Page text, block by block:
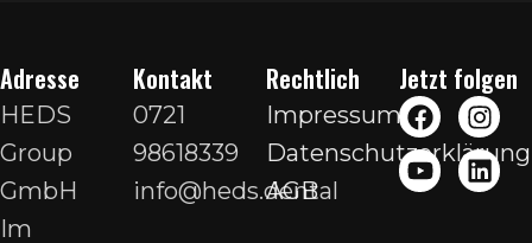
Adresse
HEDS
Group
GmbH
Im
Kontakt
0721
98618339
info@heds.dental
Rechtlich
Impressum
Datenschutzerklärung
AGB
Jetzt folgen